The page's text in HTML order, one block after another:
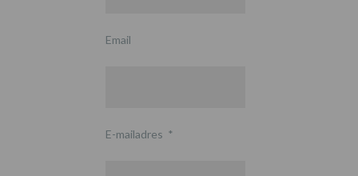
Email
E-mailadres *